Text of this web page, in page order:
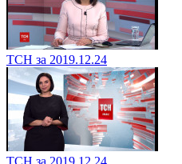
ТСН за 2019.12.24
ТСН за 2019.12.24